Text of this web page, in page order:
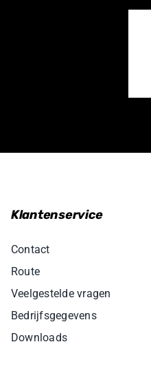
Klantenservice
Contact
Route
Veelgestelde vragen
Bedrijfsgegevens
Downloads